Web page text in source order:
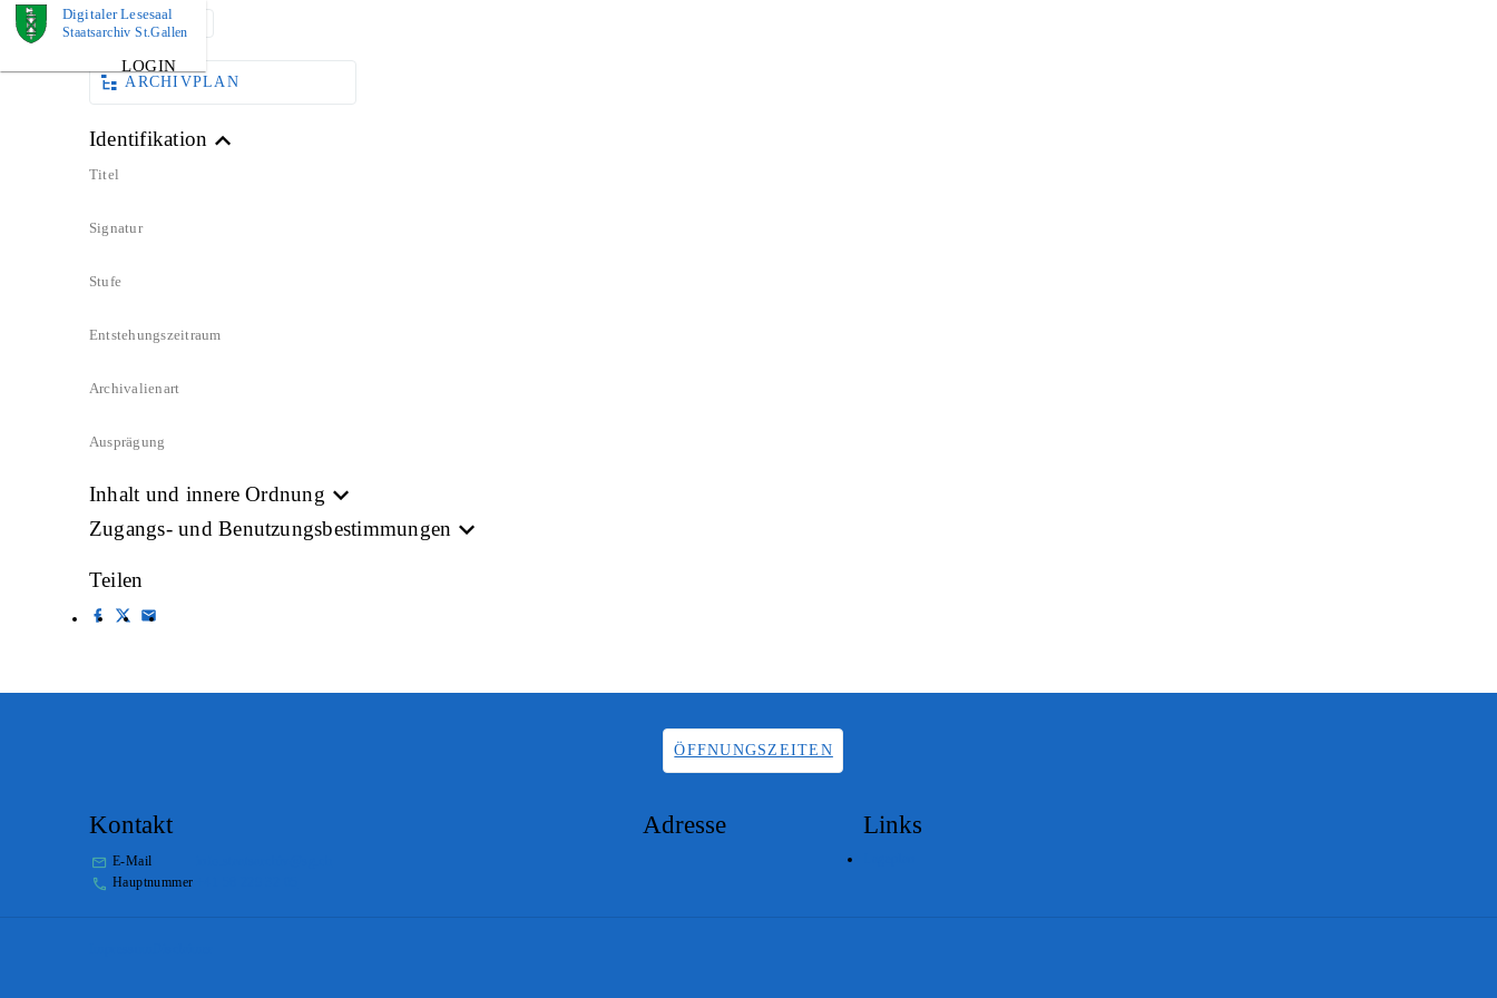
Digitaler Lesesaal
Staatsarchiv St.Gallen
LOGIN
DOKUMENT
ARCHIVPLAN
Identifikation
Titel
Signatur
Stufe
Entstehungszeitraum
Archivalienart
Ausprägung
Inhalt und innere Ordnung
Zugangs- und Benutzungsbestimmungen
Teilen
ÖFFNUNGSZEITEN
Kontakt
E-Mail
Hauptnummer
Adresse Links